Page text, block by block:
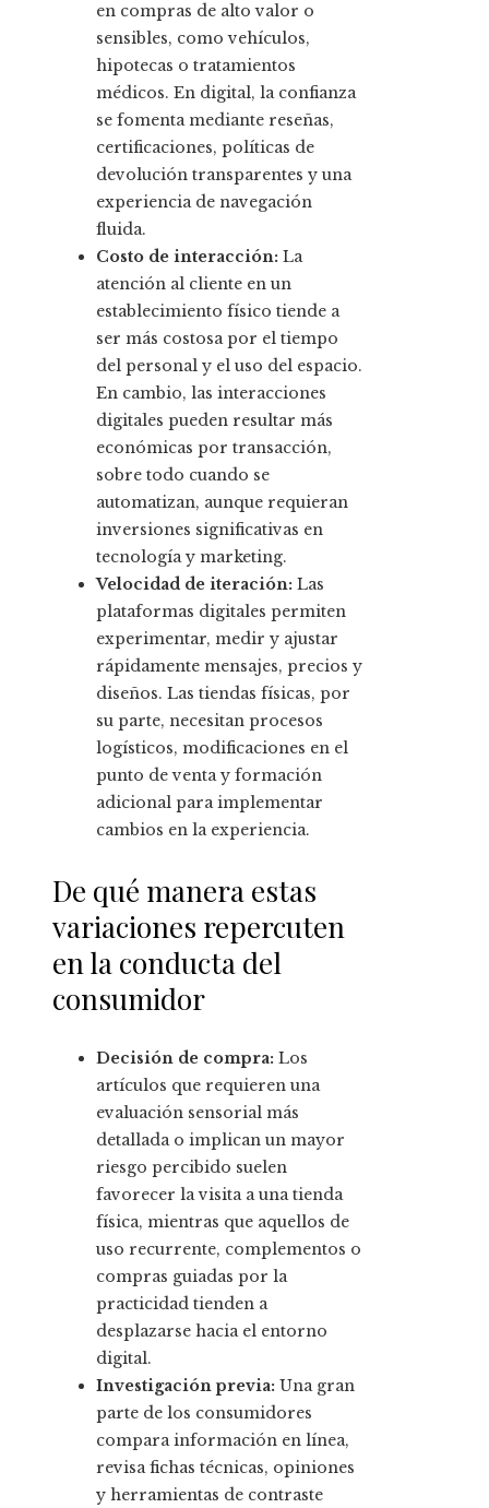
en compras de alto valor o
sensibles, como vehículos,
hipotecas o tratamientos
médicos. En digital, la confianza
se fomenta mediante reseñas,
certificaciones, políticas de
devolución transparentes y una
experiencia de navegación
fluida.
Costo de interacción: La
atención al cliente en un
establecimiento físico tiende a
ser más costosa por el tiempo
del personal y el uso del espacio.
En cambio, las interacciones
digitales pueden resultar más
económicas por transacción,
sobre todo cuando se
automatizan, aunque requieran
inversiones significativas en
tecnología y marketing.
Velocidad de iteración: Las
plataformas digitales permiten
experimentar, medir y ajustar
rápidamente mensajes, precios y
diseños. Las tiendas físicas, por
su parte, necesitan procesos
logísticos, modificaciones en el
punto de venta y formación
adicional para implementar
cambios en la experiencia.
De qué manera estas
variaciones repercuten
en la conducta del
consumidor
Decisión de compra: Los
artículos que requieren una
evaluación sensorial más
detallada o implican un mayor
riesgo percibido suelen
favorecer la visita a una tienda
física, mientras que aquellos de
uso recurrente, complementos o
compras guiadas por la
practicidad tienden a
desplazarse hacia el entorno
digital.
Investigación previa: Una gran
parte de los consumidores
compara información en línea,
revisa fichas técnicas, opiniones
y herramientas de contraste